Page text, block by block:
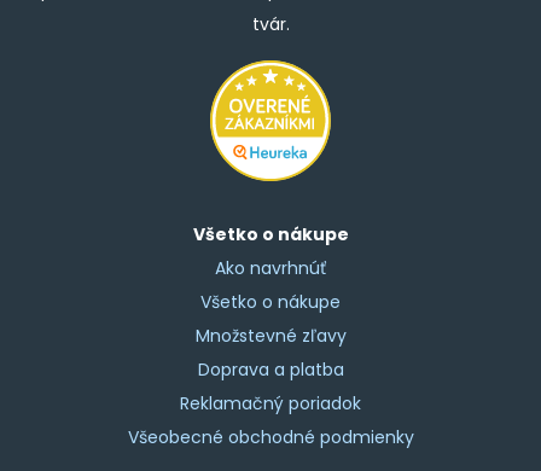
tvár.
Všetko o nákupe
Ako navrhnúť
Všetko o nákupe
Množstevné zľavy
Doprava a platba
Reklamačný poriadok
Všeobecné obchodné podmienky